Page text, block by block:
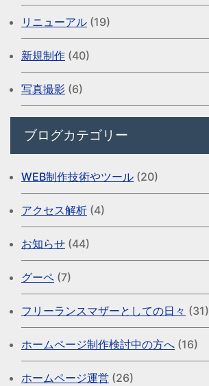
リニューアル (19)
新規制作 (40)
写真撮影 (6)
ブログカテゴリー
WEB制作技術やツール (20)
アクセス解析 (4)
お知らせ (44)
グーペ (7)
フリーランスマザーとしての日々 (31)
ホームページ制作検討中の方へ (16)
ホームページ運営 (26)